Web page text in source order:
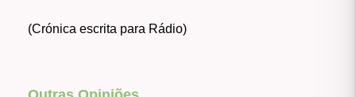
(Crónica escrita para Rádio)